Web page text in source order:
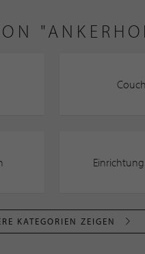
Couch
KATEGORIEN ZEIGEN